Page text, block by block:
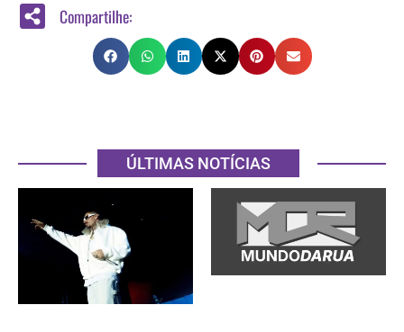
Compartilhe:
ÚLTIMAS NOTÍCIAS